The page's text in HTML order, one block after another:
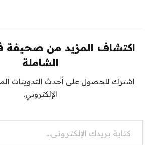
اكتشاف المزيد من صحيفة
الشاملة
اشترك للحصول على أحدث التدوينات
الإلكتروني.
كتابة بريدك الإلكتروني...